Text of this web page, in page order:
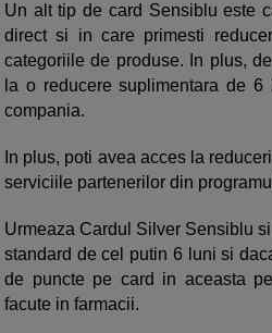
Un alt tip de card Sensiblu este
direct si in care primesti
categoriile de produse. In plus,
la o reducere suplimentara de
compania.
In plus, poti avea acces la
serviciile partenerilor din
Urmeaza Cardul Silver Sensiblu
standard de cel putin 6 luni si
de puncte pe card in aceasta
facute in farmacii.